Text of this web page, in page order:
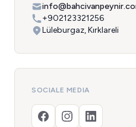
+902123321256
Lüleburgaz, Kırklareli
SOCIALE MEDIA